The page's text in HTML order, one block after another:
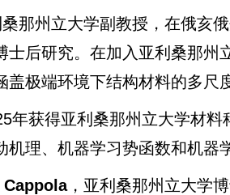
那州立大学副教授，在俄亥
士后研究。在加入亚利桑那州
盖极端环境下结构材料的多尺
年获得亚利桑那州立大学材
机理、机器学习势函数和机器
，亚利桑那州立大学